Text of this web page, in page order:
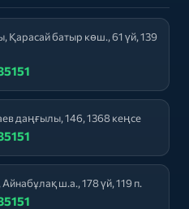
Қарасай батыр көш., 61 үй, 139
даңғылы, 146, 1368 кеңсе
ш.а., 178 үй, 119 п.